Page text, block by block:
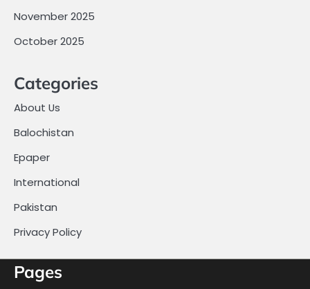
November 2025
October 2025
Categories
About Us
Balochistan
Epaper
International
Pakistan
Privacy Policy
Pages